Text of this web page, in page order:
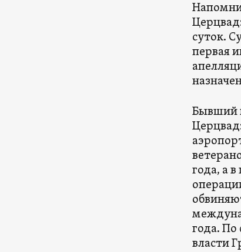
суток.
первая
Бывший
года, а
года. По
власти